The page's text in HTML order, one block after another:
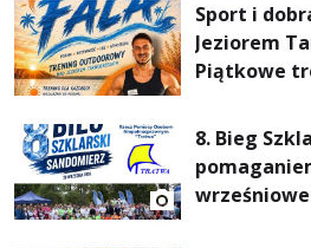
Sport i
Jeziorem
Piątkowe
8. Bieg